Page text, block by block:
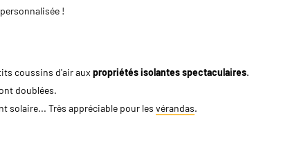
!
coussins d'air auxpropriétés isolantes spectaculaires.
doublées.
solaire... Très appréciable pour les vérandas.